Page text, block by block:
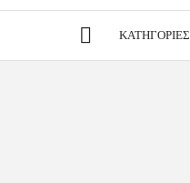
ΚΑΤΗΓΟΡΊΕΣ